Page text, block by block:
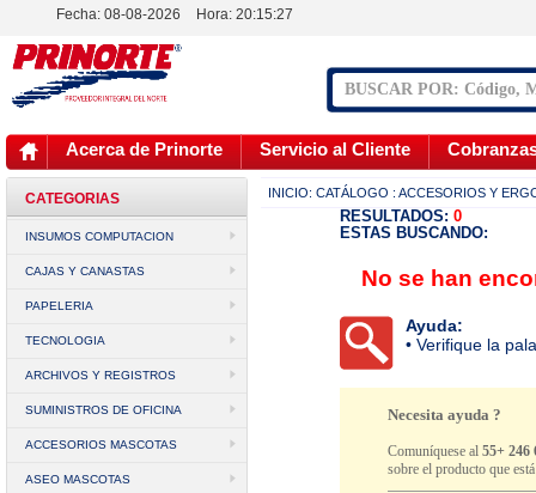
Fecha: 08-08-2026 Hora: 20:15:27
Acerca de Prinorte Servicio al Cliente
CATEGORIAS
INSUMOS COMPUTACION
CAJAS Y CANASTAS
PAPELERIA
TECNOLOGIA
ARCHIVOS Y REGISTROS
SUMINISTROS DE OFICINA
ACCESORIOS MASCOTAS
ASEO MASCOTAS
INICIO: CATÁLOGO : ACCESORIOS Y
RESULTADOS: 0
ESTAS BUSCANDO:
No se han
Ayuda:
• Verifique la
Necesita ayuda ?
Comuníquese al55+ 246
sobre el producto que